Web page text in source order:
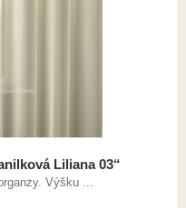
Liliana 03“
Výšku ...